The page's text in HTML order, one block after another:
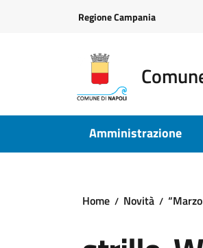
Regione Campania
Amministrazione
Home Novità